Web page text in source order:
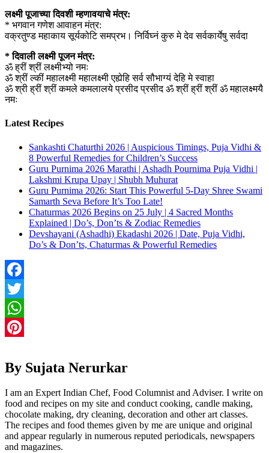
लक्ष्मी पूजाच्या दिवशी म्हणावयाचे मंत्र:
* भगवान गणेश आवाहन मंत्र:
वक्रतुण्ड महाकाय सूर्यकोटि समप्रभ। निर्विघ्नं कुरु मे देव सर्वकार्येषु सर्वदा
* दिवाली लक्ष्मी पूजन मंत्र:
ॐ ह्रीं श्रीं लक्ष्मीभ्यो नमः
ॐ श्रीं ल्कीं महालक्ष्मी महालक्ष्मी एह्येहि सर्व सौभाग्यं देहि मे स्वाहा
ॐ श्री ह्रीं श्रीं कमले कमलालये प्रसीद प्रसीद ॐ श्रीं ह्रीं श्रीं ॐ महालक्ष्मयै
नमः
Latest Recipes
Sankashti Chaturthi 2026 | Auspicious Timings, Puja Vidhi &
8 Powerful Remedies for Children’s Success
Guru Purnima 2026 Marathi | Ashadh Pournima Puja Vidhi |
Lakshmi Krupa Upay | Shubh Muhurat
Guru Purnima 2026: Start This Powerful 5-Day Shree Swami
Samarth Seva Before It’s Too Late!
Chaturmas 2026 Begins on 25 July | 4 Sacred Months
Explained | Do’s, Don’ts & Zodiac Remedies
Devshayani (Ashadhi) Ekadashi 2026 | Date, Puja Vidhi,
Do’s & Don’ts, Chaturmas & Powerful Remedies
Facebook
Twitter
WhatsApp
By Sujata Nerurkar
I am an Expert Indian Chef, Food Columnist and Adviser. I write on
food and recipes on my site and conduct cooking, candle making,
chocolate making, dry cleaning, decoration and other art classes.
The recipes and food themes given by me are unique and original
and appear regularly in numerous reputed periodicals, newspapers
and magazines.